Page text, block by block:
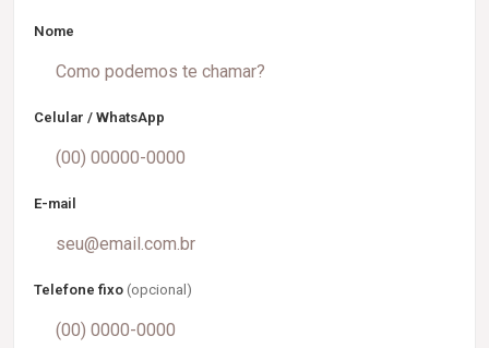
Nome
Celular / WhatsApp
E-mail
Telefone fixo (opcional)